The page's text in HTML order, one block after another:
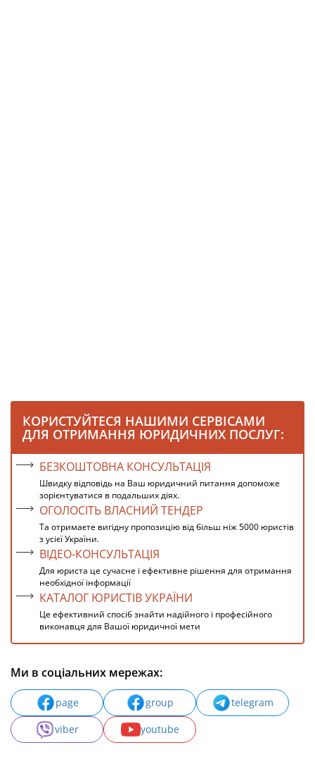
КОРИСТУЙТЕСЯ НАШИМИ СЕРВІСАМИ
ДЛЯ ОТРИМАННЯ ЮРИДИЧНИХ ПОСЛУГ:
БЕЗКОШТОВНА КОНСУЛЬТАЦІЯ
Швидку відповідь на Ваш юридичний питання допоможе
зорієнтуватися в подальших діях.
ОГОЛОСІТЬ ВЛАСНИЙ ТЕНДЕР
Та отримаєте вигідну пропозицію від більш ніж 5000 юристів
з усієї України.
ВІДЕО-КОНСУЛЬТАЦІЯ
Для юриста це сучасне і ефективне рішення для отримання
необхідної інформації
КАТАЛОГ ЮРИСТІВ УКРАЇНИ
Це ефективний спосіб знайти надійного і професійного
виконавця для Вашої юридичної мети
Ми в соціальних мережах:
page group
telegram
viber
youtube